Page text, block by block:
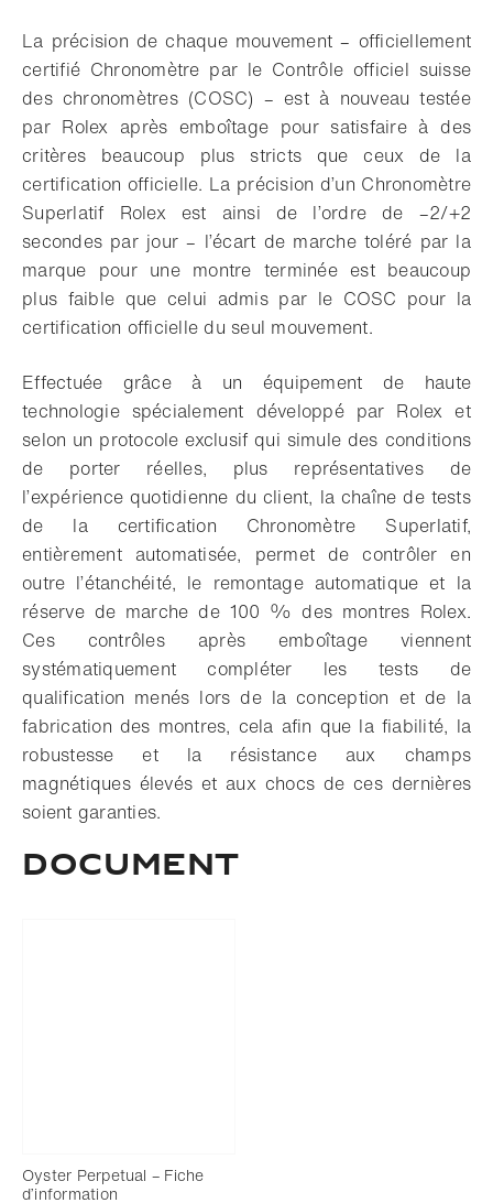
La précision de chaque mouvement – officiellement
certifié Chronomètre par le Contrôle officiel suisse
des chronomètres (COSC) – est à nouveau testée
par Rolex après emboîtage pour satisfaire à des
critères beaucoup plus stricts que ceux de la
certification officielle. La précision d’un Chronomètre
Superlatif Rolex est ainsi de l’ordre de –2/+2
secondes par jour – l’écart de marche toléré par la
marque pour une montre terminée est beaucoup
plus faible que celui admis par le COSC pour la
certification officielle du seul mouvement.
Effectuée grâce à un équipement de haute
technologie spécialement développé par Rolex et
selon un protocole exclusif qui simule des conditions
de porter réelles, plus représentatives de
l’expérience quotidienne du client, la chaîne de tests
de la certification Chronomètre Superlatif,
entièrement automatisée, permet de contrôler en
outre l’étanchéité, le remontage automatique et la
réserve de marche de 100 % des montres Rolex.
Ces contrôles après emboîtage viennent
systématiquement compléter les tests de
qualification menés lors de la conception et de la
fabrication des montres, cela afin que la fiabilité, la
robustesse et la résistance aux champs
magnétiques élevés et aux chocs de ces dernières
soient garanties.
Document
Oyster Perpetual – Fiche
d’information